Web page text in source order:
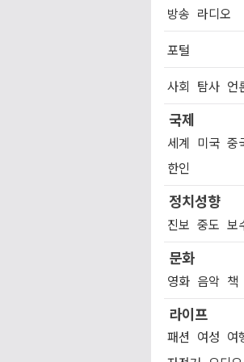
방송 라디오
포털
사회 탐사 언
국제
세계 미국 중
한인
정치성향
진보 중도 보
문화
영화 음악 책
라이프
패션 여성 여